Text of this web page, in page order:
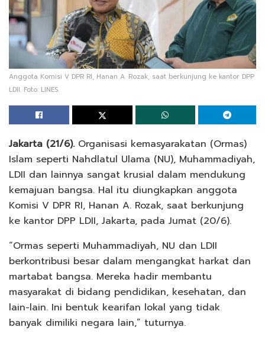
Anggota Komisi V DPR RI, Hanan A. Rozak, saat berkunjung ke kantor DPP
LDII. Foto: LINES.
Jakarta (21/6).Organisasi kemasyarakatan (Ormas)
Islam seperti Nahdlatul Ulama (NU), Muhammadiyah,
LDII dan lainnya sangat krusial dalam mendukung
kemajuan bangsa. Hal itu diungkapkan anggota
Komisi V DPR RI, Hanan A. Rozak, saat berkunjung
ke kantor DPP LDII, Jakarta, pada Jumat (20/6).
“Ormas seperti Muhammadiyah, NU dan LDII
berkontribusi besar dalam mengangkat harkat dan
martabat bangsa. Mereka hadir membantu
masyarakat di bidang pendidikan, kesehatan, dan
lain-lain. Ini bentuk kearifan lokal yang tidak
banyak dimiliki negara lain,” tuturnya.